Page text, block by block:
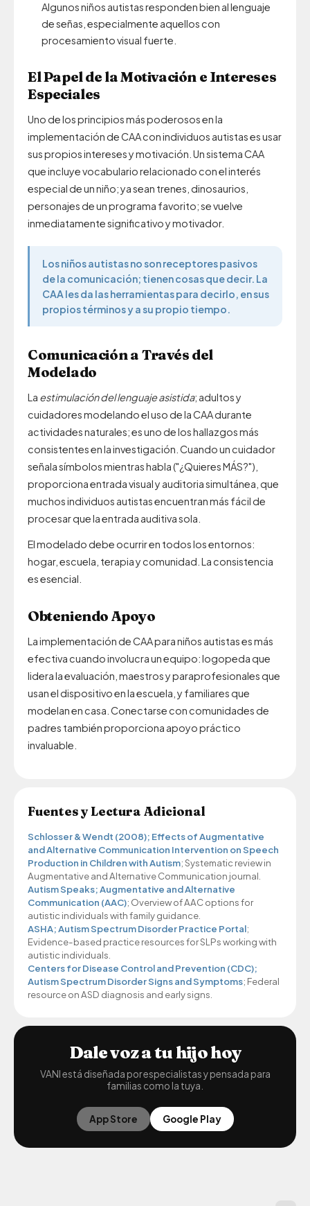
Algunos niños autistas responden bien al lenguaje
de señas, especialmente aquellos con
procesamiento visual fuerte.
El Papel de la Motivación e Intereses
Especiales
Uno de los principios más poderosos en la
implementación de CAA con individuos autistas es usar
sus propios intereses y motivación. Un sistema CAA
que incluye vocabulario relacionado con el interés
especial de un niño; ya sean trenes, dinosaurios,
personajes de un programa favorito; se vuelve
inmediatamente significativo y motivador.
Los niños autistas no son receptores pasivos
de la comunicación; tienen cosas que decir. La
CAA les da las herramientas para decirlo, en sus
propios términos y a su propio tiempo.
Comunicación a Través del
Modelado
La estimulación del lenguaje asistida; adultos y
cuidadores modelando el uso de la CAA durante
actividades naturales; es uno de los hallazgos más
consistentes en la investigación. Cuando un cuidador
señala símbolos mientras habla ("¿Quieres MÁS?"),
proporciona entrada visual y auditoria simultánea, que
muchos individuos autistas encuentran más fácil de
procesar que la entrada auditiva sola.
El modelado debe ocurrir en todos los entornos:
hogar, escuela, terapia y comunidad. La consistencia
es esencial.
Obteniendo Apoyo
La implementación de CAA para niños autistas es más
efectiva cuando involucra un equipo: logopeda que
lidera la evaluación, maestros y paraprofesionales que
usan el dispositivo en la escuela, y familiares que
modelan en casa. Conectarse con comunidades de
padres también proporciona apoyo práctico
invaluable.
Fuentes y Lectura Adicional
Schlosser & Wendt (2008); Effects of Augmentative
and Alternative Communication Intervention on Speech
Production in Children with Autism; Systematic review in
Augmentative and Alternative Communication journal.
Autism Speaks; Augmentative and Alternative
Communication (AAC); Overview of AAC options for
autistic individuals with family guidance.
ASHA; Autism Spectrum Disorder Practice Portal;
Evidence-based practice resources for SLPs working with
autistic individuals.
Centers for Disease Control and Prevention (CDC);
Autism Spectrum Disorder Signs and Symptoms; Federal
resource on ASD diagnosis and early signs.
Dale voz a tu hijo hoy
VANI está diseñada por especialistas y pensada para
familias como la tuya.
App Store Google Play